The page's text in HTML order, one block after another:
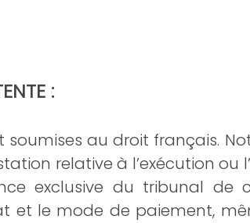
:
au droit français.
relative à l’exécution ou
exclusive du tribunal de
et le mode de paiement,